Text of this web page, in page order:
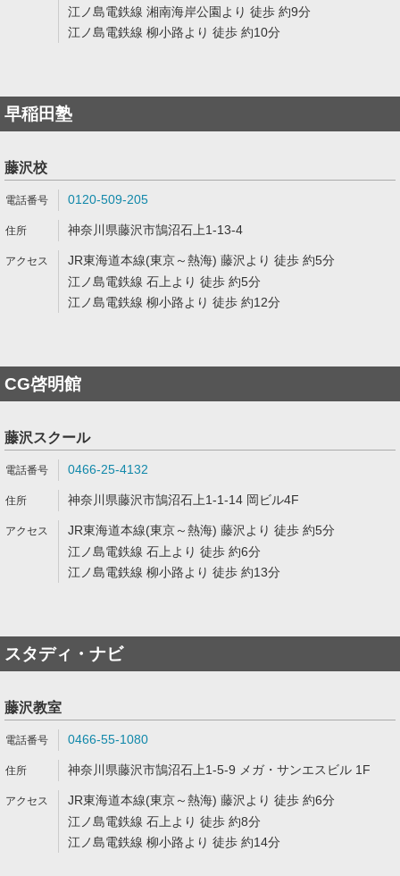
江ノ島電鉄線 湘南海岸公園より 徒歩 約9分
江ノ島電鉄線 柳小路より 徒歩 約10分
早稲田塾
藤沢校
0120-509-205
神奈川県藤沢市鵠沼石上1-13-4
JR東海道本線(東京～熱海) 藤沢より 徒歩 約5分
江ノ島電鉄線 石上より 徒歩 約5分
江ノ島電鉄線 柳小路より 徒歩 約12分
CG啓明館
藤沢スクール
0466-25-4132
神奈川県藤沢市鵠沼石上1-1-14 岡ビル4F
JR東海道本線(東京～熱海) 藤沢より 徒歩 約5分
江ノ島電鉄線 石上より 徒歩 約6分
江ノ島電鉄線 柳小路より 徒歩 約13分
スタディ・ナビ
藤沢教室
0466-55-1080
神奈川県藤沢市鵠沼石上1-5-9 メガ・サンエスビル 1F
JR東海道本線(東京～熱海) 藤沢より 徒歩 約6分
江ノ島電鉄線 石上より 徒歩 約8分
江ノ島電鉄線 柳小路より 徒歩 約14分